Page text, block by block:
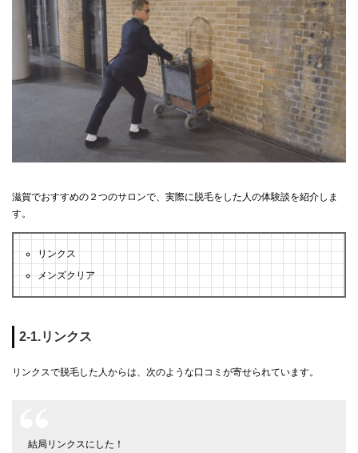
滋賀でおすすめの２つのサロンで、実際に脱毛をした人の体験談を紹介しま
す。
リンクス
メンズクリア
2-1.リンクス
リンクスで脱毛した人からは、次のような口コミが寄せられています。
結局リンクスにした！